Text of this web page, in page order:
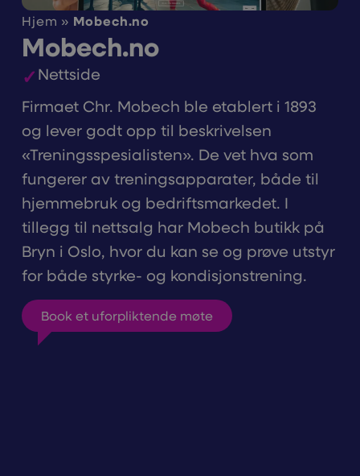
Hjem » Mobech.no
Mobech.no
Nettside
Firmaet Chr. Mobech ble etablert i 1893
og lever godt opp til beskrivelsen
«Treningsspesialisten». De vet hva som
fungerer av treningsapparater, både til
hjemmebruk og bedriftsmarkedet. I
tillegg til nettsalg har Mobech butikk på
Bryn i Oslo, hvor du kan se og prøve utstyr
for både styrke- og kondisjonstrening.
Book et uforpliktende møte